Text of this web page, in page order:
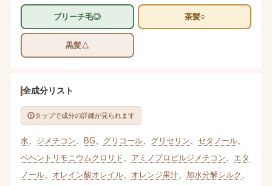
ブリーチ毛◎ 茶髪○
黒髪△
全成分リスト
タップで成分の詳細が見られます
水 ジメチコン BG、 グリコール、 グリセリン セタノール、
ベヘントリモニウムクロリド
アミノプロピルジメチコン
エタ
ノール、 オレイン酸オレイル、 オレンジ果汁、 加水分解シルク